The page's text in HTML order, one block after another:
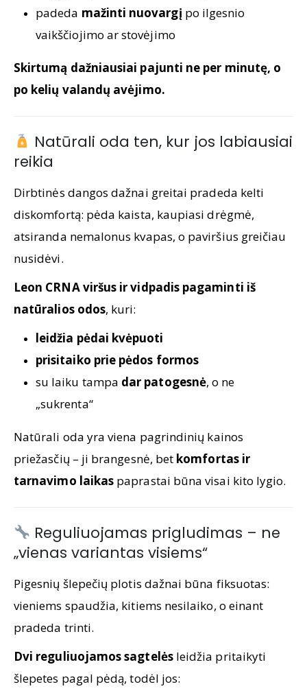
padeda mažinti nuovargį po ilgesnio
vaikščiojimo ar stovėjimo
Skirtumą dažniausiai pajunti ne per minutę, o
po kelių valandų avėjimo.
Natūrali oda ten, kur jos labiausiai
reikia
Dirbtinės dangos dažnai greitai pradeda kelti
diskomfortą: pėda kaista, kaupiasi drėgmė,
atsiranda nemalonus kvapas, o paviršius greičiau
nusidėvi.
Leon CRNA viršus ir vidpadis pagaminti iš
natūralios odos, kuri:
leidžia pėdai kvėpuoti
prisitaiko prie pėdos formos
su laiku tampa dar patogesnė, o ne
„sukrenta“
Natūrali oda yra viena pagrindinių kainos
priežasčių – ji brangesnė, bet komfortas ir
tarnavimo laikas paprastai būna visai kito lygio.
Reguliuojamas prigludimas – ne
„vienas variantas visiems“
Pigesnių šlepečių plotis dažnai būna fiksuotas:
vieniems spaudžia, kitiems nesilaiko, o einant
pradeda trinti.
Dvi reguliuojamos sagtelėsleidžia pritaikyti
šlepetes pagal pėdą, todėl jos: